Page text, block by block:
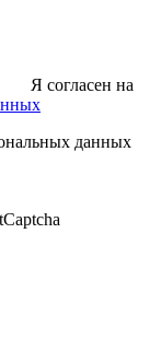
Я согласен на
данных